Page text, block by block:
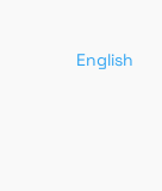
English